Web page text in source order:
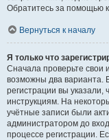
Обратитесь за помощью
Вернуться к началу
Я только что
Сначала проверьте свои
возможны два варианта.
регистрации вы
инструкциям. На
учётные записи были
администратором до
процессе регистрации.